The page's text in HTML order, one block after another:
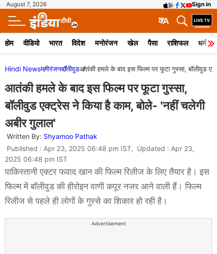
August 7, 2026 Sign in
A
क
होम वीडियो भारत विदेश मनोरंजन खेल पैसा राशिफल धर्म
Hindi Newsमनोरंजनबॉलीवुडआतंकी हमले के बाद इस फिल्म पर फूटा गुस्सा, बॉलीवुड
आतंकी हमले के बाद इस फिल्म पर फूटा गुस्सा,
बॉलीवुड एक्ट्रेस ने किया है काम, बोले- 'नहीं चलेगी
अबीर गुलाल'
Written By: Shyamoo Pathak
Published : Apr 23, 2025 06:48 pm IST, Updated : Apr 23,
2025 06:48 pm IST
पाकिस्तानी एक्टर फवाद खान की फिल्म रिलीज के लिए तैयार है। इस
फिल्म में बॉलीवुड की हीरोइन वाणी कपूर नजर आने वाली हैं। फिल्म
रिलीज से पहले ही लोगों के गुस्से का शिकार हो रही है।
Advertisement